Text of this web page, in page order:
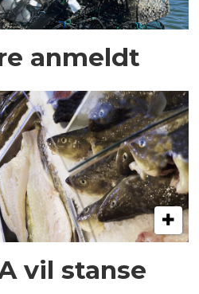
anmeldt
vil stanse